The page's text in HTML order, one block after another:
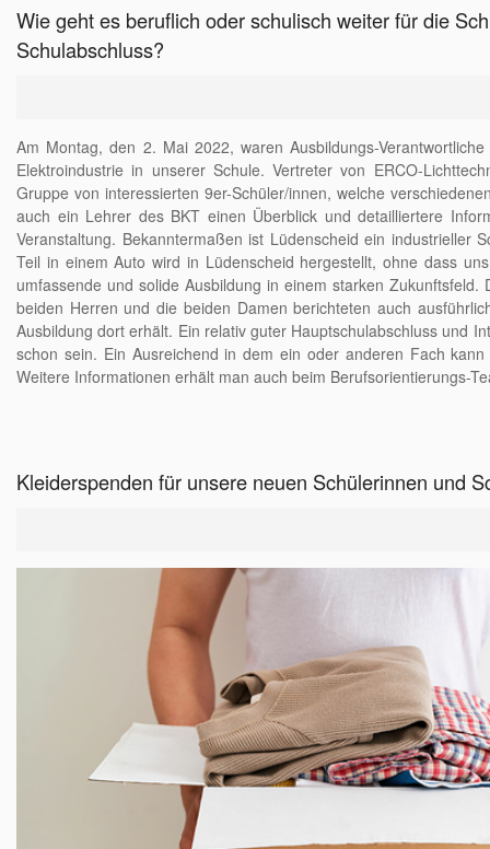
Wie geht es beruflich oder schulisch weiter für die
Schulabschluss?
Am Montag, den 2. Mai 2022, waren Ausbildungs-
Elektroindustrie in unserer Schule. Vertreter von ERCO-
Gruppe von interessierten 9er-Schüler/innen, welche
auch ein Lehrer des BKT einen Überblick und detailliertere
Veranstaltung. Bekanntermaßen ist Lüdenscheid ein industrieller
Teil in einem Auto wird in Lüdenscheid hergestellt, ohne dass
umfassende und solide Ausbildung in einem starken
beiden Herren und die beiden Damen berichteten auch
Ausbildung dort erhält. Ein relativ guter Hauptschulabschluss und
schon sein. Ein Ausreichend in dem ein oder anderen Fach
Weitere Informationen erhält man auch beim Berufsorientierungs-
Kleiderspenden für unsere neuen Schülerinnen und